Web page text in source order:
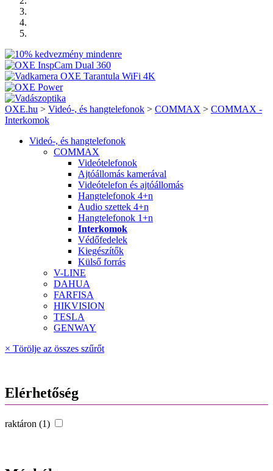
OXE.hu > Videó-, és hangtelefonok > COMMAX > COMMAX -
Interkomok
Videó-, és hangtelefonok
COMMAX
Videótelefonok
Ajtóállomás kamerával
Videótelefon és ajtóállomás
Hangtelefonok 4+n
Audio szettek 4+n
Hangtelefonok 1+n
Interkomok
Védőfedelek
Kiegészítők
Külső forrás
V-LINE
DAHUA
FARFISA
HIKVISION
TESLA
GENWAY
× Törölje az összes szűrőt
Elérhetőség
raktáron (1)